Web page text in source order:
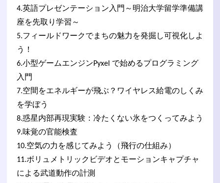
4.英語プレゼンテーション入門～明治大学留学準備講
座を先取り学習～
5.フィールドワークでまちの魅力を発掘し可視化しよ
う！
6.小型ゲームエンジンPyxel で始めるプログラミング
入門
7.空間をエネルギーが飛ぶ？ワイヤレス給電のしくみ
を学ぼう
8.惑星内部再現実験：冷たくない氷をつくってみよう
9.味覚の官能検査
10.空気の力を感じてみよう（飛行の仕組み）
11.ボリュメトリックビデオとモーションキャプチャ
による武道動作の計測